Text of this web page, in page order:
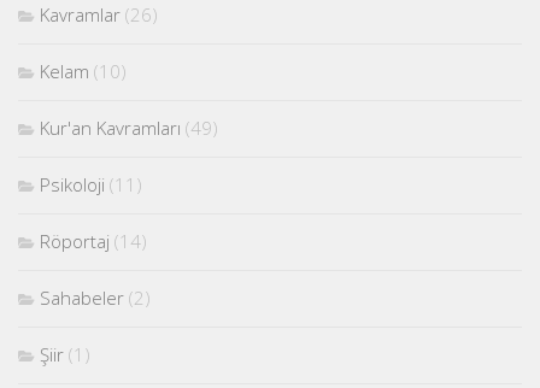
Kavramlar (26)
Kelam (10)
Kur'an Kavramları (49)
Psikoloji (11)
Röportaj (14)
Sahabeler (2)
Şiir (1)